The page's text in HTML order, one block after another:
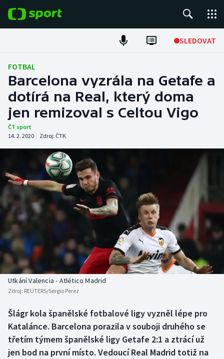
SLEDOVAT
Fotbal
Hokej
Tenis
Atletika
Cyklistika
DALŠÍ SPORTY
Americký fotbal
Baseball a softbal
Basketbal
Biatlon
Box
Curling
NEPŘEHLÉDNĚTE
Soutěže
Historické návraty
Aplikace ČT sport
FOTBAL
Barcelona vyzrála na Getafe a
dotírá na Real, který doma
jen remizoval s Celtou Vigo
ČT sport
14. 2. 2020 | Zdroj: ČTK
Utkání Valencia - Atlético Madrid
Zdroj: REUTERS/Sergio Perez
Šlágr kola španělské fotbalové ligy vyzněl lépe pro
Katalánce. Barcelona porazila v souboji druhého se
třetím týmem španělské ligy Getafe 2:1 a ztrácí už
jen bod na první místo. Vedoucí Real Madrid totiž na